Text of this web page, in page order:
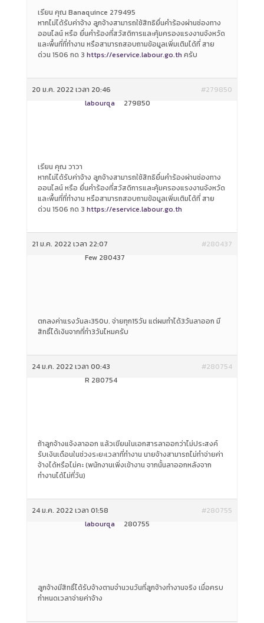
เรียน คุณ Banaquince 279495
หากไม่ได้รับค่าจ้าง ลูกจ้างสามารถใช้สิทธิยื่นคำร้องผ่านช่องทาง
ออนไลน์ หรือ ยื่นคำร้องที่สวัสดิการและคุ้มครองแรงงานจังหวัด
และพื้นที่ที่ทำงาน หรือสามารถสอบถามข้อมูลเพิ่มเติมได้ที่ สาย
ด่วน 1506 กด 3 https://eservice.labour.go.th ครับ
20 ม.ค. 2022 เวลา 20:46
#279850
labourqa
279850
เรียน คุณ วาวา
หากไม่ได้รับค่าจ้าง ลูกจ้างสามารถใช้สิทธิยื่นคำร้องผ่านช่องทาง
ออนไลน์ หรือ ยื่นคำร้องที่สวัสดิการและคุ้มครองแรงงานจังหวัด
และพื้นที่ที่ทำงาน หรือสามารถสอบถามข้อมูลเพิ่มเติมได้ที่ สาย
ด่วน 1506 กด 3 https://eservice.labour.go.th
21 ม.ค. 2022 เวลา 22:07
#280437
Few 280437
ตกลงค่าแรงวันละ350บ. จ่ายทุก15วัน แต่ผมทำได้3วันลาออก มี
สิทธิ์ได้เงินจากที่ทำ3วันไหมครับ
24 ม.ค. 2022 เวลา 00:43
#280754
R 280754
ถ้าลูกจ้างแจ้งลาออก แล้วเขียนในเอกสารลาออกว่าไม่ประสงค์
รับเงินเดือนในช่วงระยะเวลาที่ทำงาน นายจ้างสามารถไม่ทำจ่ายค่า
จ้างได้หรือไม่คะ (พนักงานเพิ่งเข้างาน จากนั้นลาออกหลังจาก
ทำงานได้ไม่กี่วัน)
24 ม.ค. 2022 เวลา 01:58
#280755
labourqa
280755
ลูกจ้างมีสิทธิ์ได้รับจ้างตามจำนวนวันที่ลูกจ้างทำงานจริง เมื่อครบ
กำหนดเวลาจ่ายค่าจ้าง